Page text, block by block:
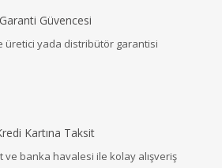
Garanti Güvencesi
üretici yada distribütör garantisi
Kartına Taksit
ve banka havalesi ile kolay alışveriş